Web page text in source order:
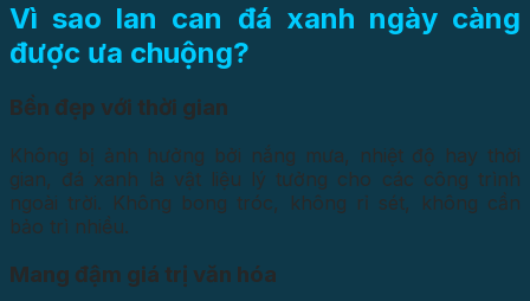
Vì sao lan can đá xanh ngày càng
được ưa chuộng?
Bền đẹp với thời gian
Không bị ảnh hưởng bởi nắng mưa, nhiệt độ hay thời
gian, đá xanh là vật liệu lý tưởng cho các công trình
ngoài trời. Không bong tróc, không rỉ sét, không cần
bảo trì nhiều.
Mang đậm giá trị văn hóa